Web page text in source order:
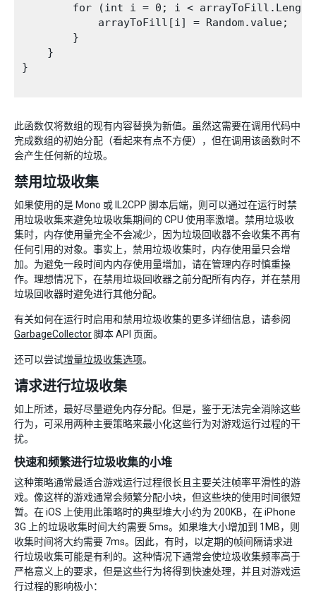
for (int i = 0; i <
            arrayToFill[i] = Random.value;
        }
    }
}
此函数仅将数组的现有内容替换为新值。虽然这需要在调用代码中
完成数组的初始分配（看起来有点不方便），但在调用该函数时不
会产生任何新的垃圾。
禁用垃圾收集
如果使用的是 Mono 或 IL2CPP 脚本后端，则可以通过在运行时禁
用垃圾收集来避免垃圾收集期间的 CPU 使用率激增。禁用垃圾收
集时，内存使用量完全不会减少，因为垃圾回收器不会收集不再有
任何引用的对象。事实上，禁用垃圾收集时，内存使用量只会增
加。为避免一段时间内内存使用量增加，请在管理内存时慎重操
作。理想情况下，在禁用垃圾回收器之前分配所有内存，并在禁用
垃圾回收器时避免进行其他分配。
有关如何在运行时启用和禁用垃圾收集的更多详细信息，请参阅
GarbageCollector 脚本 API 页面。
还可以尝试增量垃圾收集选项。
请求进行垃圾收集
如上所述，最好尽量避免内存分配。但是，鉴于无法完全消除这些
行为，可采用两种主要策略来最小化这些行为对游戏运行过程的干
扰。
快速和频繁进行垃圾收集的小堆
这种策略通常最适合游戏运行过程很长且主要关注帧率平滑性的游
戏。像这样的游戏通常会频繁分配小块，但这些块的使用时间很短
暂。在 iOS 上使用此策略时的典型堆大小约为 200KB，在 iPhone
3G 上的垃圾收集时间大约需要 5ms。如果堆大小增加到 1MB，则
收集时间将大约需要 7ms。因此，有时，以定期的帧间隔请求进
行垃圾收集可能是有利的。这种情况下通常会使垃圾收集频率高于
严格意义上的要求，但是这些行为将得到快速处理，并且对游戏运
行过程的影响极小：